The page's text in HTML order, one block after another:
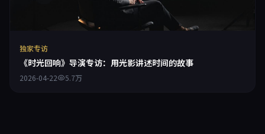
独家专访
《时光回响》导演专访：用光影讲述时间的故事
2026-04-22 5.7万